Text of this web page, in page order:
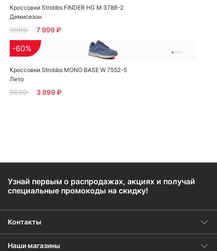
Кроссовки Strobbs FINDER HG M 3788-2
Демисезон
9999 7 999 ₽
Кроссовки Strobbs MONO BASE W 7552-5
Лето
-60%
9699 3 899 ₽
Узнай первым о распродажах, акциях и получай
специальные промокоды на скидку!
Контакты
Наши магазины